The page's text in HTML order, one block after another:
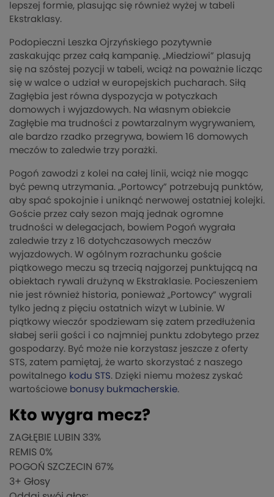
lepszej formie, plasując się również wyżej w tabeli
Ekstraklasy.
Podopieczni Leszka Ojrzyńskiego pozytywnie
zaskakując przez całą kampanię. „Miedziowi” plasują
się na szóstej pozycji w tabeli, wciąż na poważnie licząc
się w walce o udział w europejskich pucharach. Siłą
Zagłębia jest równa dyspozycja w potyczkach
domowych i wyjazdowych. Na własnym obiekcie
Zagłębie ma trudności z powtarzalnym wygrywaniem,
ale bardzo rzadko przegrywa, bowiem 16 domowych
meczów to zaledwie trzy porażki.
Pogoń zawodzi z kolei na całej linii, wciąż nie mogąc
być pewną utrzymania. „Portowcy” potrzebują punktów,
aby spać spokojnie i uniknąć nerwowej ostatniej kolejki.
Goście przez cały sezon mają jednak ogromne
trudności w delegacjach, bowiem Pogoń wygrała
zaledwie trzy z 16 dotychczasowych meczów
wyjazdowych. W ogólnym rozrachunku goście
piątkowego meczu są trzecią najgorzej punktującą na
obiektach rywali drużyną w Ekstraklasie. Pocieszeniem
nie jest również historia, ponieważ „Portowcy” wygrali
tylko jedną z pięciu ostatnich wizyt w Lubinie. W
piątkowy wieczór spodziewam się zatem przedłużenia
słabej serii gości i co najmniej punktu zdobytego przez
gospodarzy. Być może nie korzystasz jeszcze z oferty
STS, zatem pamiętaj, że warto skorzystać z naszego
powitalnego kodu STS. Dzięki niemu możesz zyskać
wartościowe bonusy bukmacherskie.
Kto wygra mecz?
ZAGŁĘBIE LUBIN 33%
REMIS 0%
POGOŃ SZCZECIN 67%
3+ Głosy